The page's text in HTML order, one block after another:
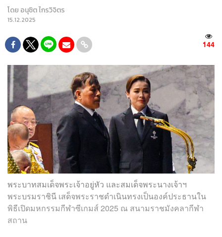
โดย อนุชิต ไกรวิจิตร
15.12.2025
144
พระบาทสมเด็จพระเจ้าอยู่หัว และสมเด็จพระนางเจ้าฯ
พระบรมราชินี เสด็จพระราชดำเนินทรงเป็นองค์ประธานใน
พิธีเปิดมหกรรมกีฬาซีเกมส์ 2025 ณ สนามราชมังคลากีฬา
สถาน